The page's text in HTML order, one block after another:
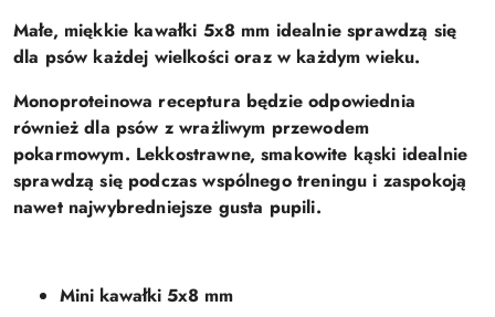
Małe, miękkie kawałki 5x8 mm idealnie sprawdzą się
dla psów każdej wielkości oraz w każdym wieku.
Monoproteinowa receptura będzie odpowiednia
również dla psów z wrażliwym przewodem
pokarmowym. Lekkostrawne, smakowite kąski idealnie
sprawdzą się podczas wspólnego treningu i zaspokoją
nawet najwybredniejsze gusta pupili.
Mini kawałki 5x8 mm